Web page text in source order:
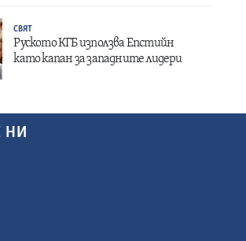
СВЯТ
Руското КГБ използва Епстийн
като капан за западните лидери
НИ